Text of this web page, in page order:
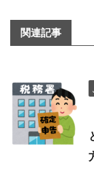
関連記事